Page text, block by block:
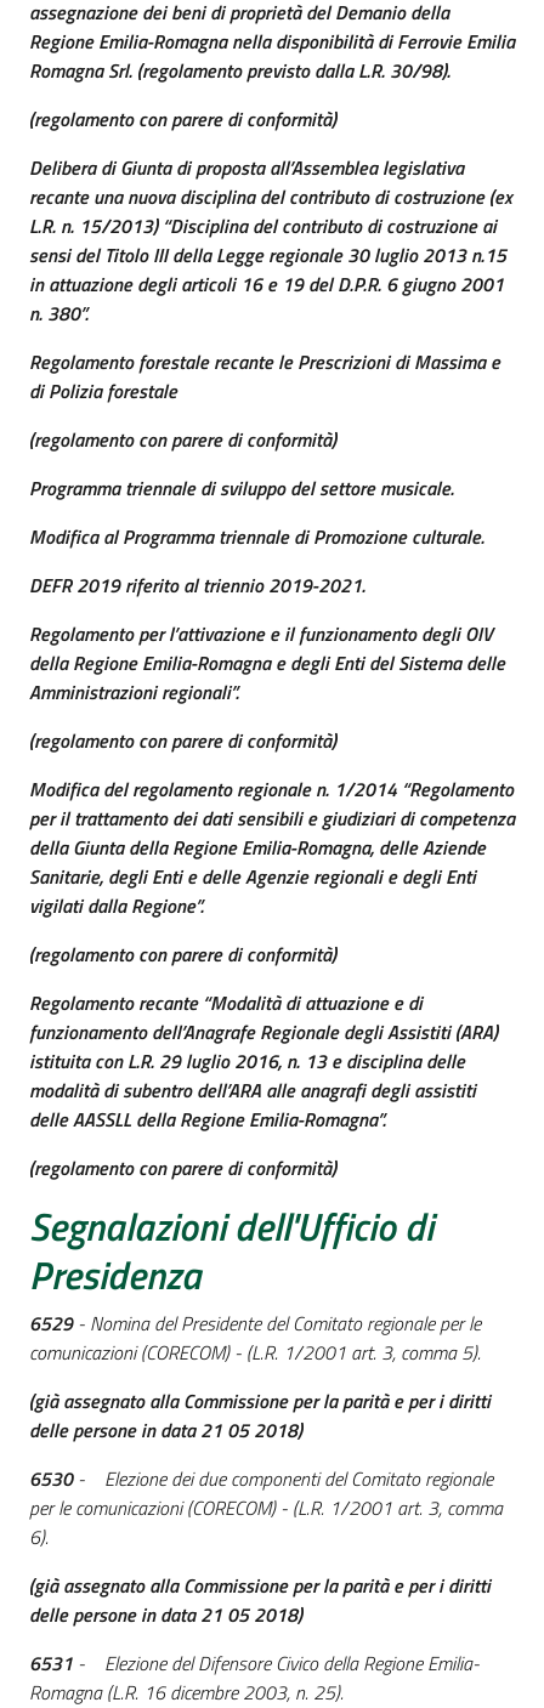
assegnazione dei beni di proprietà del Demanio della
Regione Emilia-Romagna nella disponibilità di Ferrovie Emilia
Romagna Srl. (regolamento previsto dalla L.R. 30/98).
(regolamento con parere di conformità)
Delibera di Giunta di proposta all’Assemblea legislativa
recante una nuova disciplina del contributo di costruzione (ex
L.R. n. 15/2013) “Disciplina del contributo di costruzione ai
sensi del Titolo III della Legge regionale 30 luglio 2013 n.15
in attuazione degli articoli 16 e 19 del D.P.R. 6 giugno 2001
n. 380”.
Regolamento forestale recante le Prescrizioni di Massima e
di Polizia forestale
(regolamento con parere di conformità)
Programma triennale di sviluppo del settore musicale.
Modifica al Programma triennale di Promozione culturale.
DEFR 2019 riferito al triennio 2019-2021.
Regolamento per l’attivazione e il funzionamento degli OIV
della Regione Emilia-Romagna e degli Enti del Sistema delle
Amministrazioni regionali”.
(regolamento con parere di conformità)
Modifica del regolamento regionale n. 1/2014 “Regolamento
per il trattamento dei dati sensibili e giudiziari di competenza
della Giunta della Regione Emilia-Romagna, delle Aziende
Sanitarie, degli Enti e delle Agenzie regionali e degli Enti
vigilati dalla Regione”.
(regolamento con parere di conformità)
Regolamento recante “Modalità di attuazione e di
funzionamento dell’Anagrafe Regionale degli Assistiti (ARA)
istituita con L.R. 29 luglio 2016, n. 13 e disciplina delle
modalità di subentro dell’ARA alle anagrafi degli assistiti
delle AASSLL della Regione Emilia-Romagna”.
(regolamento con parere di conformità)
Segnalazioni dell'Ufficio di
Presidenza
6529 - Nomina del Presidente del Comitato regionale per le
comunicazioni (CORECOM) - (L.R. 1/2001 art. 3, comma 5).
(già assegnato allaCommissione per la parità e per i diritti
delle persone in data 21 05 2018)
6530 - Elezione dei due componenti del Comitato regionale
per le comunicazioni (CORECOM) - (L.R. 1/2001 art. 3, comma
6).
(già assegnato allaCommissione per la parità e per i diritti
delle persone in data 21 05 2018)
6531 - Elezione del Difensore Civico della Regione Emilia-
Romagna (L.R. 16 dicembre 2003, n. 25).